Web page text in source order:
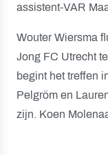
assistent-VAR
Wouter Wiersma
Jong FC Utrecht
begint het treffen
Pelgröm en
zijn. Koen